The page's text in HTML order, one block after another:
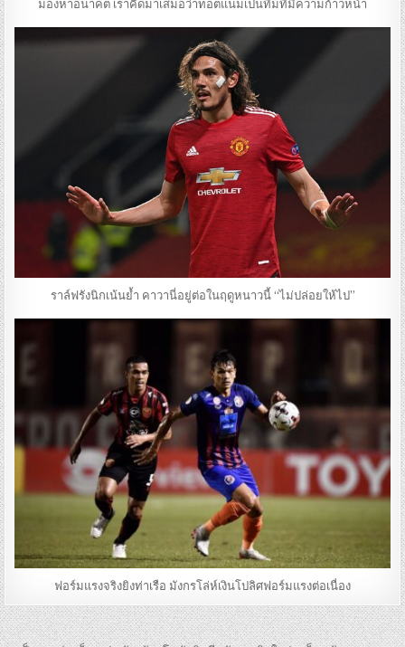
มองหาอนาคต เราคิดมาเสมอว่าท็อตแนมเป็นทีมที่มีความก้าวหน้า
ราล์ฟรังนิกเน้นย้ำ คาวานี่อยู่ต่อในฤดูหนาวนี้ “ไม่ปล่อยให้ไป”
ฟอร์มแรงจริงยิงท่าเรือ มังกรโล่ห์เงินโปลิศฟอร์มแรงต่อเนื่อง